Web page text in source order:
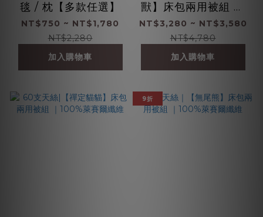
毯 / 枕【多款任選】
NT$750 ~ NT$1,780
NT$2,280
加入購物車
獸】床包兩用被組 ｜
100%萊賽爾纖維
NT$3,280 ~ NT$3,580
NT$4,780
加入購物車
9折